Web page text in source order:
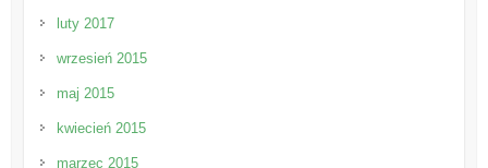
luty 2017
wrzesień 2015
maj 2015
kwiecień 2015
marzec 2015